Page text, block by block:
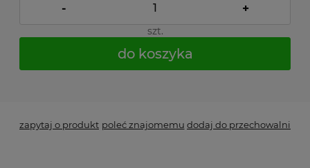
- +
szt.
do koszyka
zapytaj o produkt poleć znajomemu dodaj do przechowalni